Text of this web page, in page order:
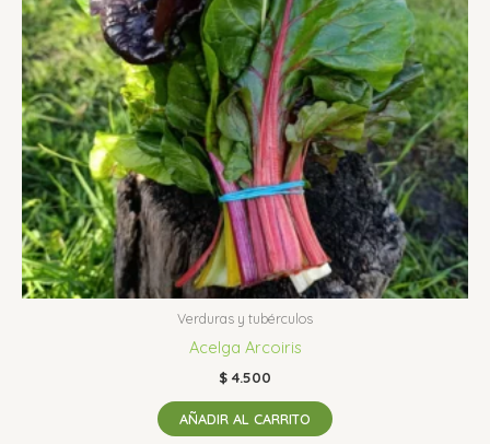
Verduras y tubérculos
Acelga Arcoiris
$ 4.500
AÑADIR AL CARRITO